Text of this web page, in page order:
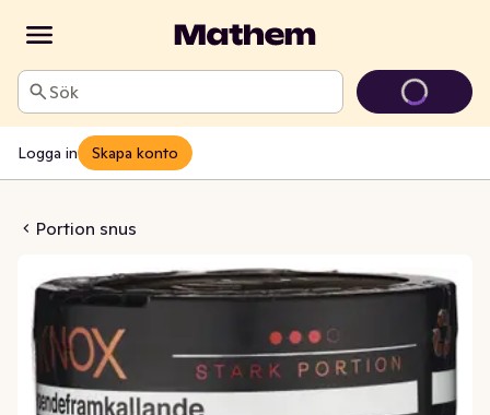
Sök
Logga in Skapa konto
Portion snus
Portion Stock